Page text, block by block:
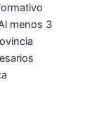
menos 3